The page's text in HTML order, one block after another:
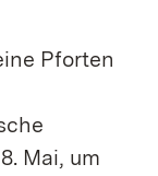
Pforten
Mai, um